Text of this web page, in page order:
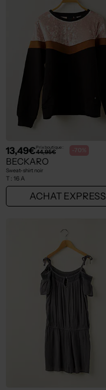
13,49€Prix boutique :
44,95€ -70%
BECKARO
Sweat-shirt noir
T : 16 A
ACHAT EXPRESS